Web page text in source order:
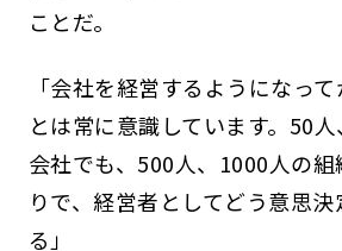
ことだ。
「会社を経営するようになっ
とは常に意識しています。50
会社でも、500人、1000人の
りで、経営者としてどう意思
る」